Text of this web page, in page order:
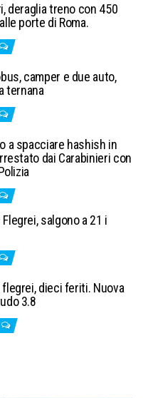
deraglia treno con 450
porte di Roma.
camper e due auto,
ternana
a spacciare hashish in
dai Carabinieri con
salgono a 21 i
dieci feriti. Nuova
3.8